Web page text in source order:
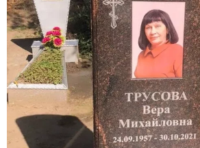
Памятники из
Памятники из
Элитные памятники
Резные памятники
Мемориальные
Памятники с
Склеп